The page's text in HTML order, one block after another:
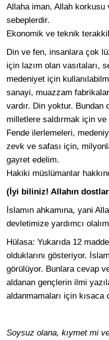
Allaha iman, Allah
sebeplerdir.
Ekonomik ve teknik
Din ve fen, insanlara çok
için lazım olan vasıtaları,
medeniyet için
sanayi, muazzam
vardır. Din yoktur. Bundan
milletlere saldırmak için
Fende ilerlemeleri,
zevk ve safası için,
gayret edelim.
Hakiki müslümanlar
(İyi biliniz! Allahın
İslamın ahkamına, yani
devletimize yardımcı
Hülasa: Yukarıda 12
olduklarını gösteriyor.
görülüyor. Bunlara cevap
aldanan gençlerin ilmi
aldanmamaları için
Soysuz olana, kıymet mi